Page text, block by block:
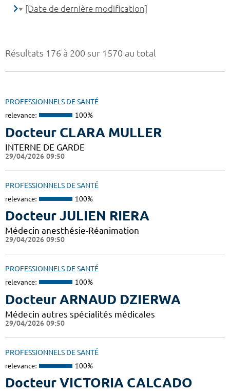
Résultats 176 à 200 sur 1570 au total
PROFESSIONNELS DE SANTÉ
relevance: 100%
Docteur CLARA MULLER
INTERNE DE GARDE
29/04/2026 09:50
PROFESSIONNELS DE SANTÉ
relevance: 100%
Docteur JULIEN RIERA
Médecin anesthésie-Réanimation
29/04/2026 09:50
PROFESSIONNELS DE SANTÉ
relevance: 100%
Docteur ARNAUD DZIERWA
Médecin autres spécialités médicales
29/04/2026 09:50
PROFESSIONNELS DE SANTÉ
relevance: 100%
Docteur VICTORIA CALCADO
[Date de dernière modification]